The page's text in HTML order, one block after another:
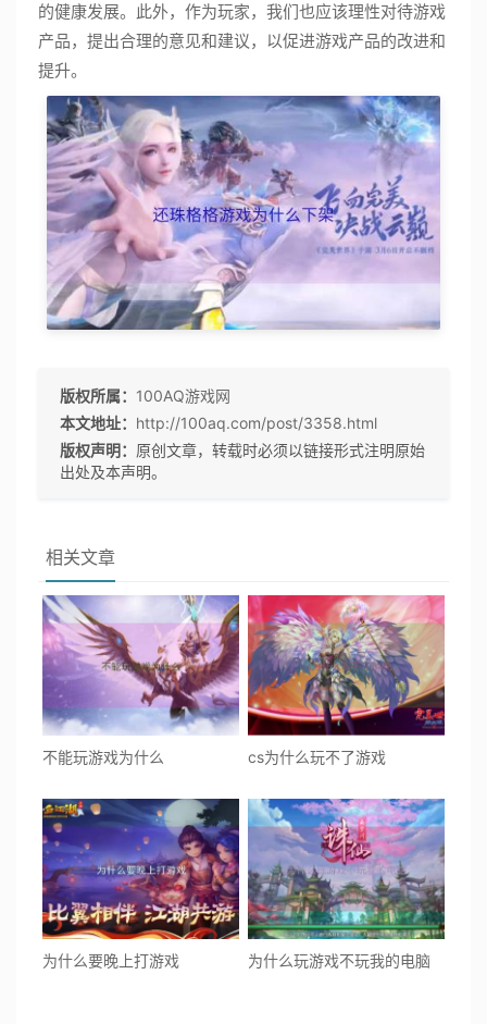
的健康发展。此外，作为玩家，我们也应该理性对待游戏
产品，提出合理的意见和建议，以促进游戏产品的改进和
提升。
版权所属： 100AQ游戏网
本文地址： http://100aq.com/post/3358.html
版权声明： 原创文章，转载时必须以链接形式注明原始
出处及本声明。
相关文章
不能玩游戏为什么 cs为什么玩不了游戏
为什么要晚上打游戏 为什么玩游戏不玩我的电脑